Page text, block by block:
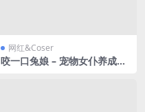
网红&Coser
咬一口兔娘 – 宠物女仆养成记